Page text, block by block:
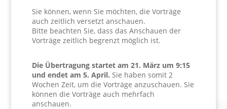
Sie können, wenn Sie möchten, die Vorträge
auch zeitlich versetzt anschauen.
Bitte beachten Sie, dass das Anschauen der
Vorträge zeitlich begrenzt möglich ist.
Die Übertragung startet am 21. März um 9:15
und endet am 5. April. Sie haben somit 2
Wochen Zeit, um die Vorträge anzuschauen. Sie
können die Vorträge auch mehrfach
anschauen.